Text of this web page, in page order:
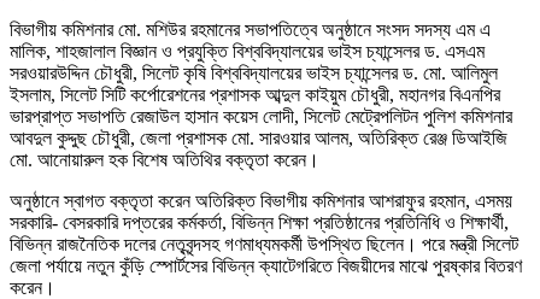
বিভাগীয় কমিশনার মো. মশিউর রহমানের সভাপতিত্বে অনুষ্ঠানে সংসদ সদস্য এম এ
মালিক, শাহজালাল বিজ্ঞান ও প্রযুক্তি বিশ্ববিদ্যালয়ের ভাইস চ্যান্সেলর ড. এসএম
সরওয়ারউদ্দিন চৌধুরী, সিলেট কৃষি বিশ্ববিদ্যালয়ের ভাইস চ্যান্সেলর ড. মো. আলিমুল
ইসলাম, সিলেট সিটি কর্পোরেশনের প্রশাসক আব্দুল কাইয়ুম চৌধুরী, মহানগর বিএনপির
ভারপ্রাপ্ত সভাপতি রেজাউল হাসান কয়েস লোদী, সিলেট মেট্রেপলিটন পুলিশ কমিশনার
আবদুল কুদ্দুছ চৌধুরী, জেলা প্রশাসক মো. সারওয়ার আলম, অতিরিক্ত রেঞ্জ ডিআইজি
মো. আনোয়ারুল হক বিশেষ অতিথির বক্তৃতা করেন।
অনুষ্ঠানে স্বাগত বক্তৃতা করেন অতিরিক্ত বিভাগীয় কমিশনার আশরাফুর রহমান, এসময়
সরকারি- বেসরকারি দপ্তরের কর্মকর্তা, বিভিন্ন শিক্ষা প্রতিষ্ঠানের প্রতিনিধি ও শিক্ষার্থী,
বিভিন্ন রাজনৈতিক দলের নেতৃবৃন্দসহ গণমাধ্যমকর্মী উপস্থিত ছিলেন। পরে মন্ত্রী সিলেট
জেলা পর্যায়ে নতুন কুঁড়ি স্পোর্টসের বিভিন্ন ক্যাটেগরিতে বিজয়ীদের মাঝে পুরষ্কার বিতরণ
করেন।